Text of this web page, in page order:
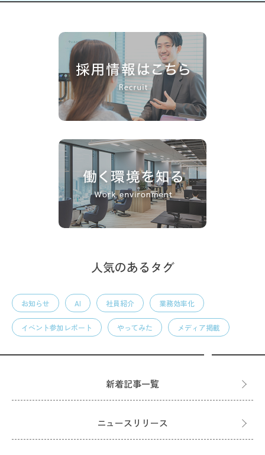
人気のあるタグ
お知らせ AI 社員紹介 業務効率化
イベント参加レポート やってみた メディア掲載
新着記事一覧
ニュースリリース